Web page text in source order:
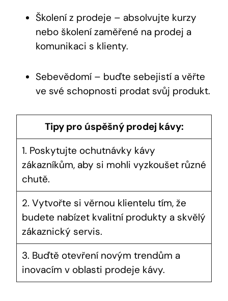
Školení z prodeje – absolvujte kurzy
nebo školení zaměřené na prodej a
komunikaci s klienty.
Sebevědomí – buďte sebejistí a věřte
ve své schopnosti prodat svůj produkt.
Tipy pro úspěšný prodej kávy:
1. Poskytujte ochutnávky kávy
zákazníkům, aby si mohli vyzkoušet různé
chutě.
2. Vytvořte si věrnou klientelu tím, že
budete nabízet kvalitní produkty a skvělý
zákaznický servis.
3. Buďtě otevření novým trendům a
inovacím v oblasti prodeje kávy.